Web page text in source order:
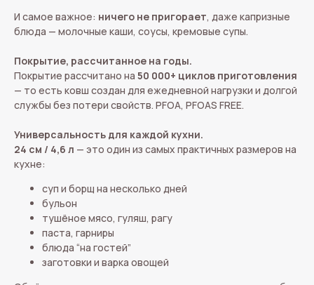
И самое важное: ничего не пригорает, даже капризные
блюда — молочные каши, соусы, кремовые супы.
Покрытие, рассчитанное на годы.
Покрытие рассчитано на 50 000+ циклов приготовления
— то есть ковш создан для ежедневной нагрузки и долгой
службы без потери свойств. PFOA, PFOAS FREE.
Универсальность для каждой кухни.
24 см / 4,6 л — это один из самых практичных размеров на
кухне:
суп и борщ на несколько дней
бульон
тушёное мясо, гуляш, рагу
паста, гарниры
блюда “на гостей”
заготовки и варка овощей